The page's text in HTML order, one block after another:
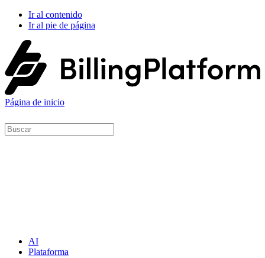
Ir al contenido
Ir al pie de página
Página de inicio
AI
Plataforma